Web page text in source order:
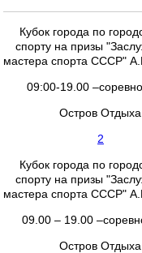
Кубок города по
спорту на призы
мастера спорта СССР"
09:00-19.00
Остров Отдыха
2
Кубок города по
спорту на призы
мастера спорта СССР"
09.00 – 19.00
Остров Отдыха